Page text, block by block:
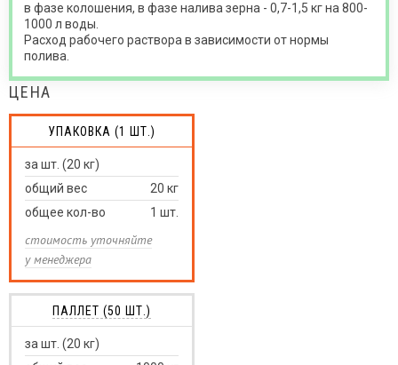
в фазе колошения, в фазе налива зерна - 0,7-1,5 кг на 800-
1000 л воды.
Расход рабочего раствора в зависимости от нормы
полива.
ЦЕНА
УПАКОВКА (1 ШТ.)
за шт. (20 кг)
общий вес
20 кг
общее кол-во
1 шт.
стоимость уточняйте
у менеджера
ПАЛЛЕТ (50 ШТ.)
за шт. (20 кг)